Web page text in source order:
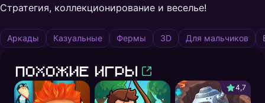
Стратегия, коллекционирование и веселье!
Аркады Казуальные Фермы 3D Для мальчиков
Похожие игры
4,7